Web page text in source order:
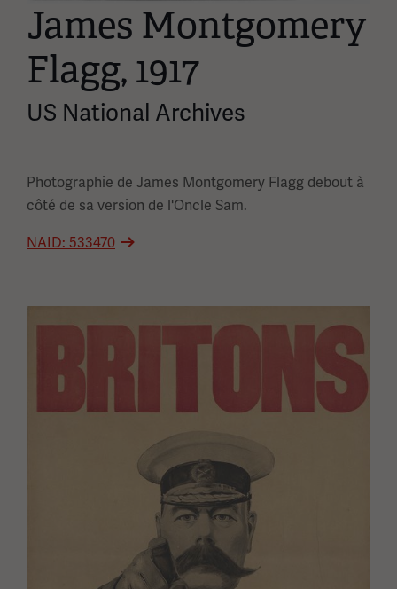
James Montgomery
Flagg, 1917
US National Archives
Photographie de James Montgomery Flagg debout à
côté de sa version de l'Oncle Sam.
NAID: 533470